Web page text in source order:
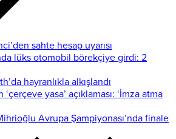
sahte hesap uyarısı
lüks otomobil börekçiye girdi: 2
hayranlıkla alkışlandı
yasa’ açıklaması: ‘İmza atma
Avrupa Şampiyonası’nda finale